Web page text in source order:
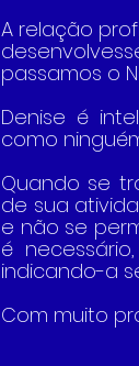
A relação
passamos o
Denise é
como
Quando se
de sua
e não se
é
indicando-a
Com muito